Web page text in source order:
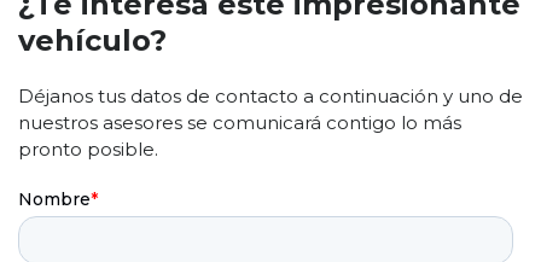
vehículo?
Déjanos tus datos de contacto a continuación y uno de
nuestros asesores se comunicará contigo lo más
pronto posible.